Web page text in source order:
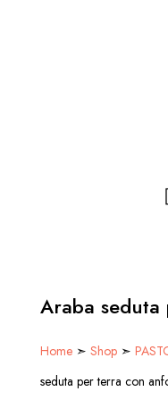
Araba
Home➣ Shop➣
seduta per terra con